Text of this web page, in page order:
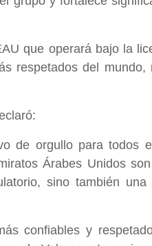
que operará bajo la
respetados del
de orgullo para todos
Árabes Unidos
sino también
confiables y